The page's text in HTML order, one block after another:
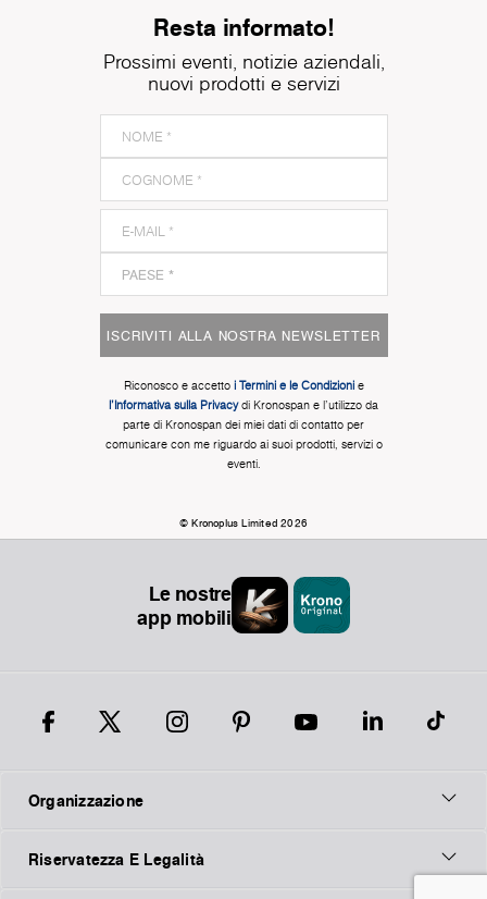
Resta informato!
Prossimi eventi, notizie aziendali,
nuovi prodotti e servizi
ISCRIVITI ALLA NOSTRA NEWSLETTER
Riconosco e accetto i Termini e le Condizionie
l'Informativa sulla Privacydi Kronospan e l'utilizzo da
parte di Kronospan dei miei dati di contatto per
comunicare con me riguardo ai suoi prodotti, servizi o
eventi.
© Kronoplus Limited 2026
Le nostre
app mobili
Organizzazione
Riservatezza E Legalità